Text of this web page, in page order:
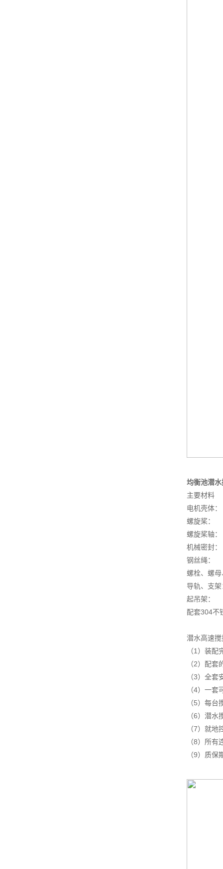
均衡池潜
主要材料
电机壳
螺旋桨
螺旋桨
机械密
钢丝绳
螺栓、螺
导轨、
起吊架
配套304不
潜水高速
（1）装配
（2）配套
（3）全
（4）一
（5）每台
（6）潜
（7）就地
（8）所
（9）质